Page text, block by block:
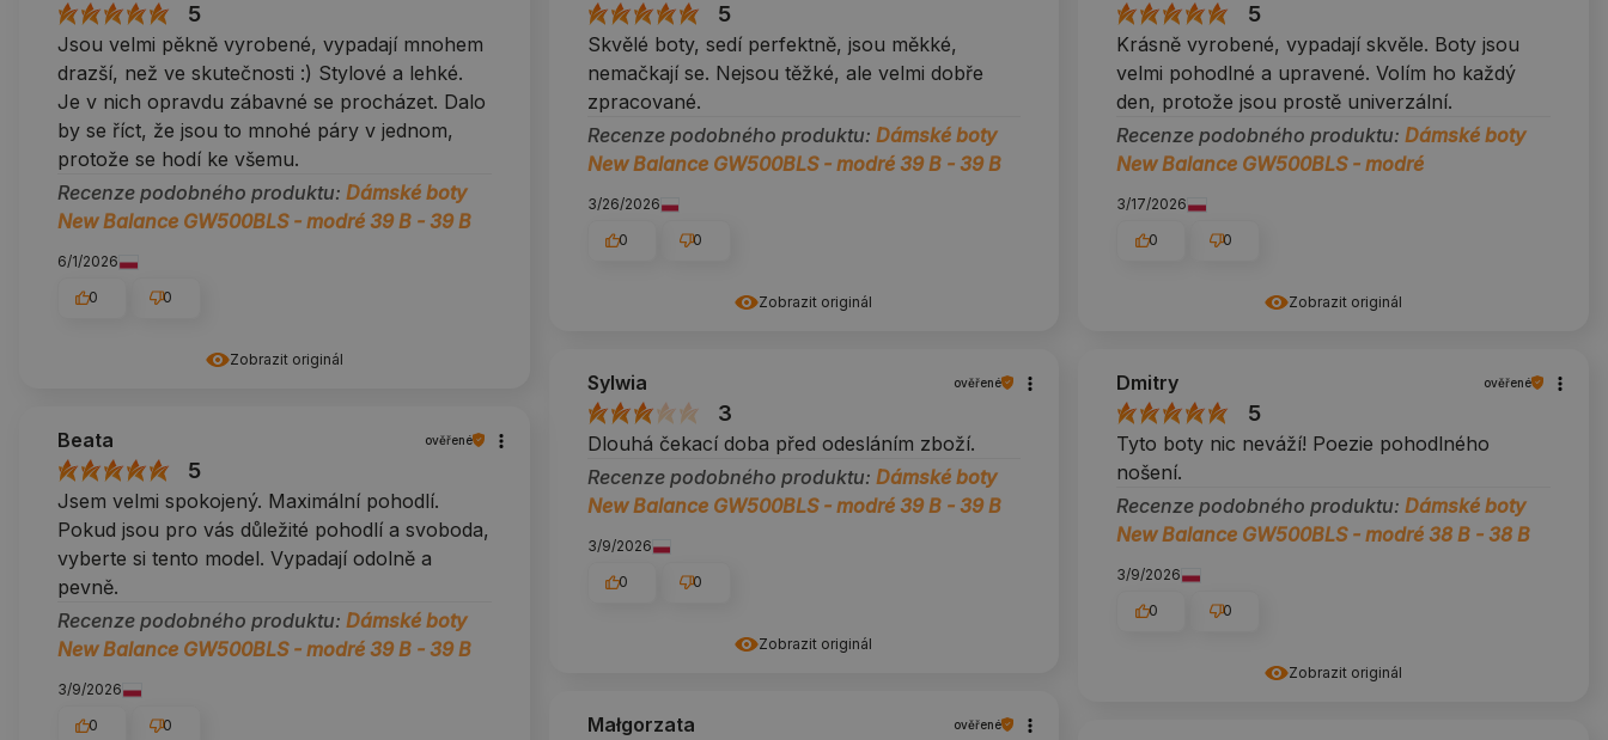
Zobrazit originál
5
Jsou velmi pěkně vyrobené, vypadají mnohem
drazší, než ve skutečnosti :) Stylové a lehké.
Je v nich opravdu zábavné se procházet. Dalo
by se říct, že jsou to mnohé páry v jednom,
protože se hodí ke všemu.
Recenze podobného produktu: Dámské boty
New Balance GW500BLS - modré 39 B - 39 B
6/1/2026
0 0 Zobrazit originál
5
Skvělé boty, sedí perfektně, jsou měkké,
nemačkají se. Nejsou těžké, ale velmi dobře
zpracované.
Recenze podobného produktu: Dámské boty
New Balance GW500BLS - modré 39 B - 39 B
3/26/2026
0 0
Zobrazit originál
5
Krásně vyrobené, vypadají skvěle. Boty jsou
velmi pohodlné a upravené. Volím ho každý
den, protože jsou prostě univerzální.
Recenze podobného produktu:Dámské boty
New Balance GW500BLS - modré
3/17/2026
0 0
Zobrazit originál
Sylwia ověřené
3
Dlouhá čekací doba před odesláním zboží.
Recenze podobného produktu: Dámské boty
New Balance GW500BLS - modré 39 B - 39 B
3/9/2026
0 0
Zobrazit originál
Dmitry ověřené
5
Tyto boty nic neváží! Poezie pohodlného
nošení.
Recenze podobného produktu:Dámské boty
New Balance GW500BLS - modré 38 B - 38 B
3/9/2026
0 0
Beata ověřené
5
Jsem velmi spokojený. Maximální pohodlí.
Pokud jsou pro vás důležité pohodlí a svoboda,
vyberte si tento model. Vypadají odolně a
pevně.
Recenze podobného produktu: Dámské boty
New Balance GW500BLS - modré 39 B - 39 B
3/9/2026
0 0 Małgorzata ověřené